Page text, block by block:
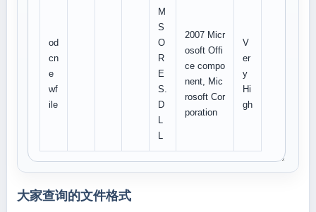
od
cn
e
wf
ile
M
S
O
R
E
S.
D
L
L
2007 Micr
osoft Offi
ce compo
nent, Mic
rosoft Cor
poration
V
er
y
Hi
gh
大家查询的文件格式